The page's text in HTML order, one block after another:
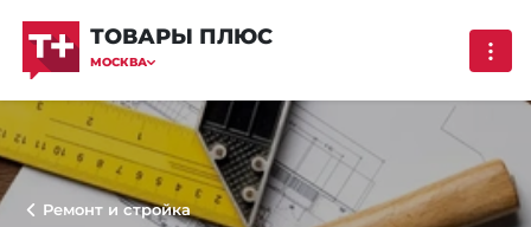
ТОВАРЫ ПЛЮС
МОСКВА
Ремонт и стройка